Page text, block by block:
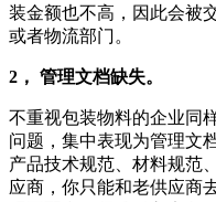
装金额也不高，因此会被
或者物流部门。
2， 管理文档缺失。
不重视包装物料的企业同
问题，集中表现为管理文
产品技术规范、材料规范
应商，你只能和老供应商